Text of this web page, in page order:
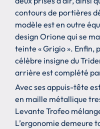
contours de portières
modèle est en outre
design Orione qui se
teinte « Grigio ». Enfin,
célèbre insigne du
arrière est complété
Avec ses appuis-tête
en maille métallique
Levante Trofeo
L’ergonomie demeure